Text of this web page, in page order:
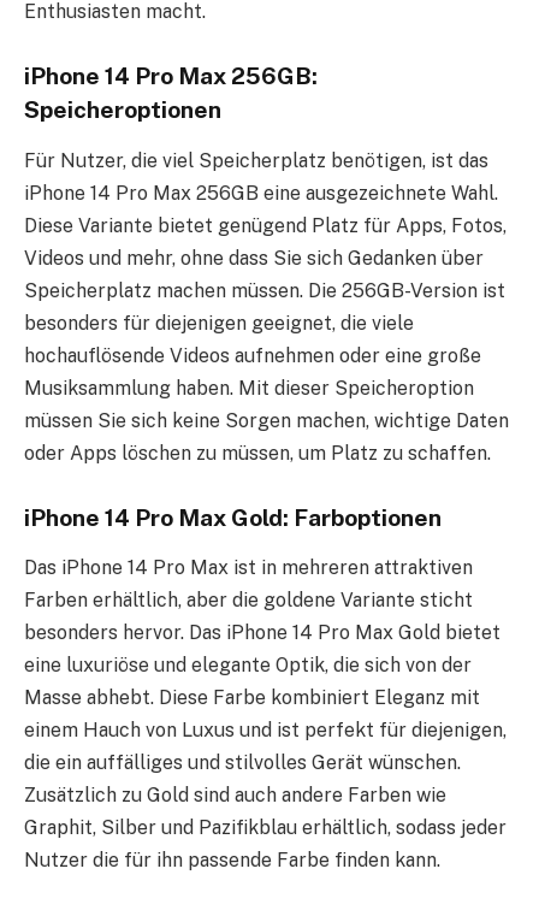
Enthusiasten macht.
iPhone 14 Pro Max 256GB:
Speicheroptionen
Für Nutzer, die viel Speicherplatz benötigen, ist das
iPhone 14 Pro Max 256GB eine ausgezeichnete Wahl.
Diese Variante bietet genügend Platz für Apps, Fotos,
Videos und mehr, ohne dass Sie sich Gedanken über
Speicherplatz machen müssen. Die 256GB-Version ist
besonders für diejenigen geeignet, die viele
hochauflösende Videos aufnehmen oder eine große
Musiksammlung haben. Mit dieser Speicheroption
müssen Sie sich keine Sorgen machen, wichtige Daten
oder Apps löschen zu müssen, um Platz zu schaffen.
iPhone 14 Pro Max Gold: Farboptionen
Das iPhone 14 Pro Max ist in mehreren attraktiven
Farben erhältlich, aber die goldene Variante sticht
besonders hervor. Das iPhone 14 Pro Max Gold bietet
eine luxuriöse und elegante Optik, die sich von der
Masse abhebt. Diese Farbe kombiniert Eleganz mit
einem Hauch von Luxus und ist perfekt für diejenigen,
die ein auffälliges und stilvolles Gerät wünschen.
Zusätzlich zu Gold sind auch andere Farben wie
Graphit, Silber und Pazifikblau erhältlich, sodass jeder
Nutzer die für ihn passende Farbe finden kann.